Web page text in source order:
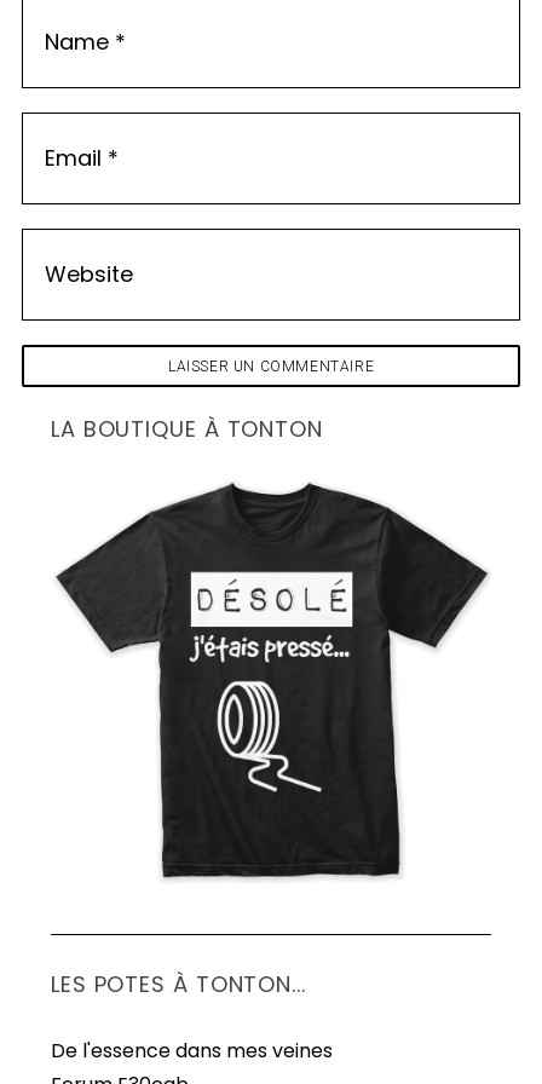
N
T
E
LA BOUTIQUE À TONTON
LES POTES À TONTON...
De l'essence dans mes veines